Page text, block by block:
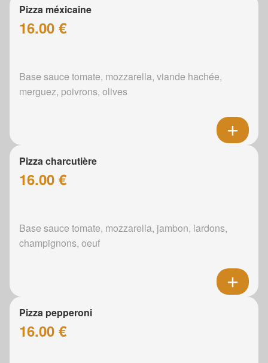
Pizza méxicaine
16.00 €
Base sauce tomate, mozzarella, viande hachée,
merguez, poivrons, olives
Pizza charcutière
16.00 €
Base sauce tomate, mozzarella, jambon, lardons,
champignons, oeuf
Pizza pepperoni
16.00 €